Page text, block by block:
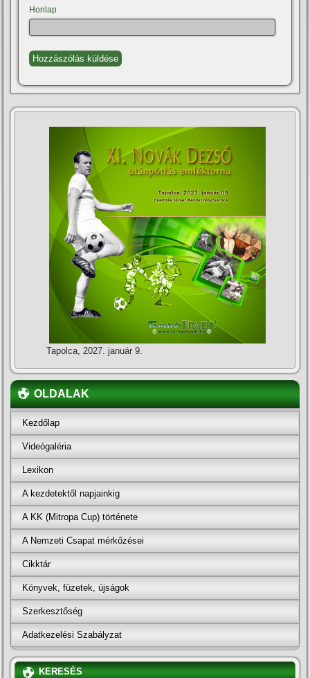
Honlap
Tapolca, 2027. január 9.
OLDALAK
Kezdőlap
Videógaléria
Lexikon
A kezdetektől napjainkig
A KK (Mitropa Cup) története
A Nemzeti Csapat mérkőzései
Cikktár
Könyvek, füzetek, újságok
Szerkesztőség
Adatkezelési Szabályzat
KERESÉS